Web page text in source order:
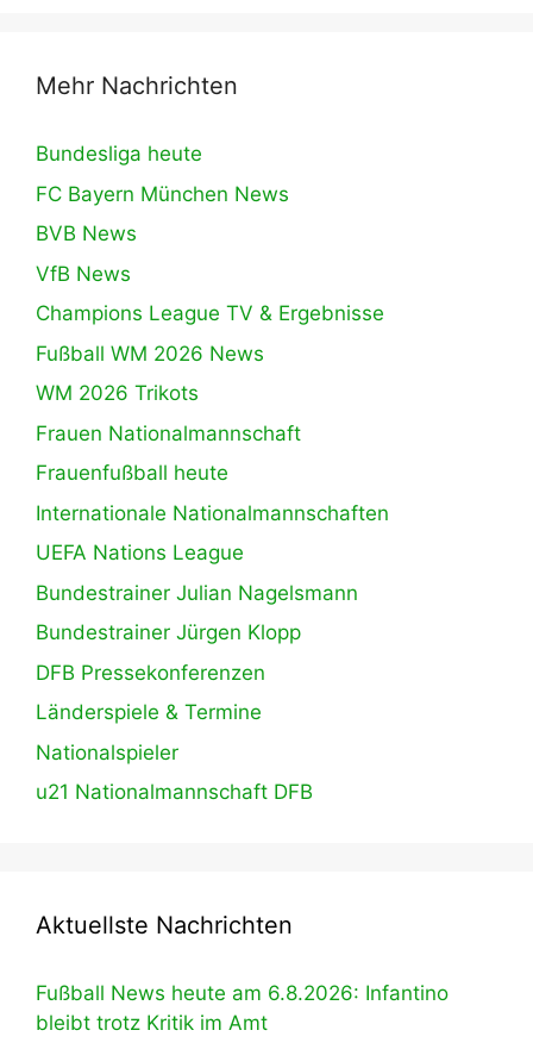
Mehr Nachrichten
Bundesliga heute
FC Bayern München News
BVB News
VfB News
Champions League TV & Ergebnisse
Fußball WM 2026 News
WM 2026 Trikots
Frauen Nationalmannschaft
Frauenfußball heute
Internationale Nationalmannschaften
UEFA Nations League
Bundestrainer Julian Nagelsmann
Bundestrainer Jürgen Klopp
DFB Pressekonferenzen
Länderspiele & Termine
Nationalspieler
u21 Nationalmannschaft DFB
Aktuellste Nachrichten
Fußball News heute am 6.8.2026: Infantino
bleibt trotz Kritik im Amt